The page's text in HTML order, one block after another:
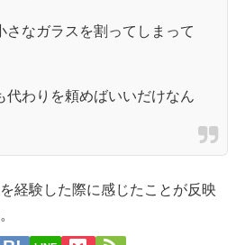
さなガラスを割ってしまって
わりを頼めばいいだけなん
経験した際に感じたことが反映